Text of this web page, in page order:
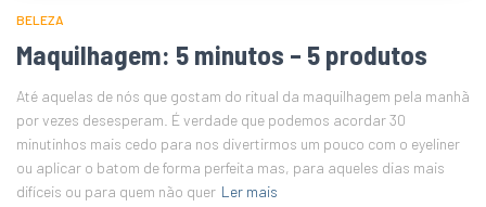
BELEZA
Maquilhagem: 5 minutos – 5 produtos
Até aquelas de nós que gostam do ritual da maquilhagem pela manhã
por vezes desesperam. É verdade que podemos acordar 30
minutinhos mais cedo para nos divertirmos um pouco com o eyeliner
ou aplicar o batom de forma perfeita mas, para aqueles dias mais
difíceis ou para quem não quer Ler mais